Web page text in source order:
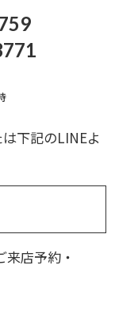
下記のLINEよ